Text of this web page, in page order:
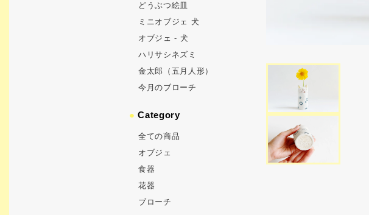
どうぶつ絵皿
ミニオブジェ 犬
オブジェ - 犬
ハリサシネズミ
金太郎（五月人形）
今月のブローチ
●Category
全ての商品
オブジェ
食器
花器
ブローチ